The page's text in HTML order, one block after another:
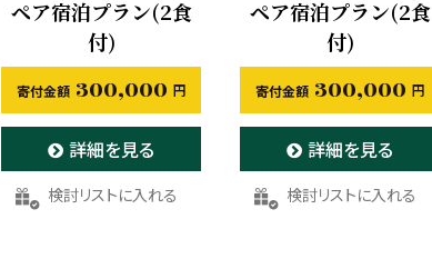
ペア宿泊プラン(2食
付)
300,000
詳細を見る
お気に入りに登録する
ペア宿泊プラン(2食
付)
300,000
詳細を見る
お気に入りに登録する